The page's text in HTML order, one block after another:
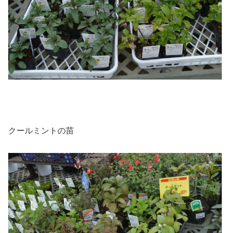
クールミントの苗